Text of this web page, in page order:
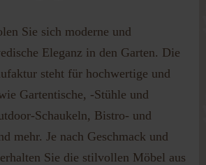
Sie sich moderne und
Eleganz in den Garten. Die
steht für hochwertige und
Gartentische, -Stühle und
Schaukeln, Bistro- und
mehr. Je nach Geschmack und
Sie die stilvollen Möbel aus